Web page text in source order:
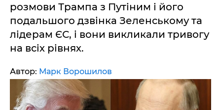
розмови Трампа з Путіним і його
подальшого дзвінка Зеленському та
лідерам ЄС, і вони викликали тривогу
на всіх рівнях.
Автор: Марк Ворошилов